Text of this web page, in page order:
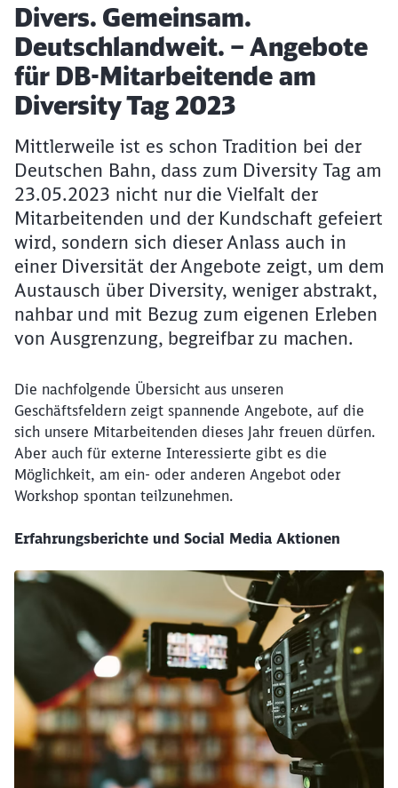
Artikel:
Divers. Gemeinsam.
Deutschlandweit. – Angebote
für DB-Mitarbeitende am
Diversity Tag 2023
Mittlerweile ist es schon Tradition bei der
Deutschen Bahn, dass zum Diversity Tag am
23.05.2023 nicht nur die Vielfalt der
Mitarbeitenden und der Kundschaft gefeiert
wird, sondern sich dieser Anlass auch in
einer Diversität der Angebote zeigt, um dem
Austausch über Diversity, weniger abstrakt,
nahbar und mit Bezug zum eigenen Erleben
von Ausgrenzung, begreifbar zu machen.
Die nachfolgende Übersicht aus unseren
Geschäftsfeldern zeigt spannende Angebote, auf die
sich unsere Mitarbeitenden dieses Jahr freuen dürfen.
Aber auch für externe Interessierte gibt es die
Möglichkeit, am ein- oder anderen Angebot oder
Workshop spontan teilzunehmen.
Erfahrungsberichte und Social Media Aktionen